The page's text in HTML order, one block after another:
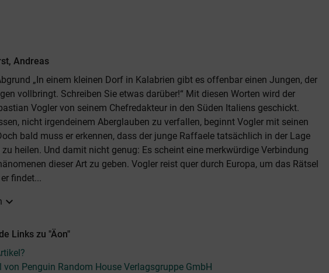
Andreas
„In einem kleinen Dorf in Kalabrien gibt es offenbar einen Jungen, der
vollbringt. Schreiben Sie etwas darüber!“ Mit diesen Worten wird der
Vogler von seinem Chefredakteur in den Süden Italiens geschickt.
nicht irgendeinem Aberglauben zu verfallen, beginnt Vogler mit seinen
bald muss er erkennen, dass der junge Raffaele tatsächlich in der Lage
zu heilen. Und damit nicht genug: Es scheint eine merkwürdige Verbindung
dieser Art zu geben. Vogler reist quer durch Europa, um das Rätsel
er findet...
expand_more
Links zu "Äon"
von Penguin Random House Verlagsgruppe GmbH